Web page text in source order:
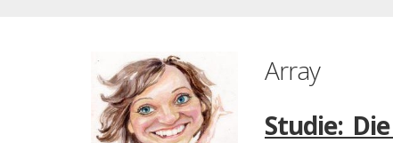
Array
Studie: